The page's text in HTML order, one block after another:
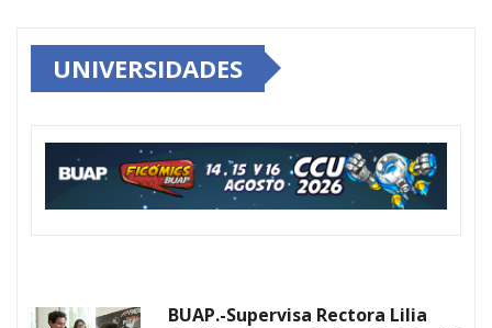
UNIVERSIDADES
BUAP.-Supervisa Rectora Lilia